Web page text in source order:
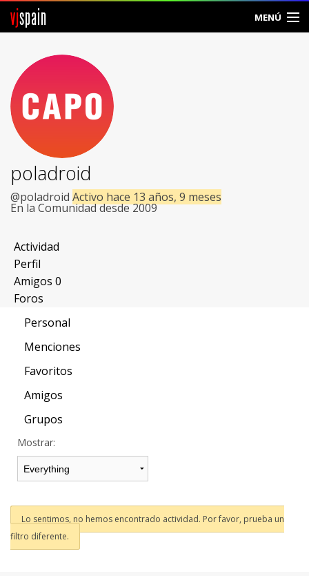
vjspain MENÚ
Foros
Noticias
Vjspain
Ayuda
Contacto
Entrar
Crear Cuenta
poladroid
@poladroid Activo hace 13 años, 9 meses
En la Comunidad desde 2009
Actividad
Perfil
Amigos 0
Foros
Personal
Menciones
Favoritos
Amigos
Grupos
Mostrar:
Lo sentimos, no hemos encontrado actividad. Por favor, prueba un
filtro diferente.